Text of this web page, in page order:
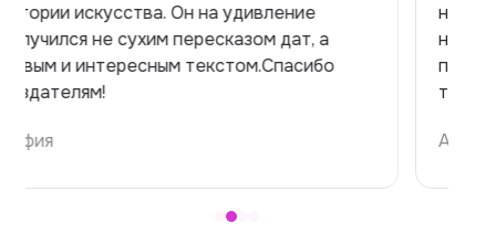
на медицинскую тему. Ожидала худшего,
но справилась. Термины использовала
правильно. Для быстрого ознакомления с
темой — идеально.
Алина